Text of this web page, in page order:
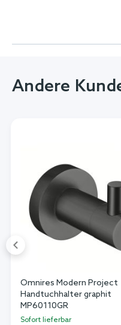
Andere
Omnires Modern Project
Handtuchhalter graphit
MP60110GR
Sofort lieferbar